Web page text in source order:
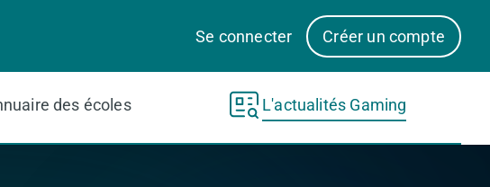
Se connecter
Créer un compte
des écoles L'actualités Gaming